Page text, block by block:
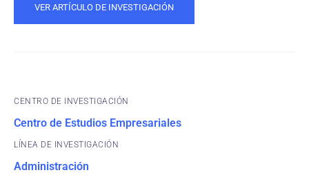
VER ARTÍCULO DE INVESTIGACIÓN
CENTRO DE INVESTIGACIÓN
Centro de Estudios Empresariales
Administración